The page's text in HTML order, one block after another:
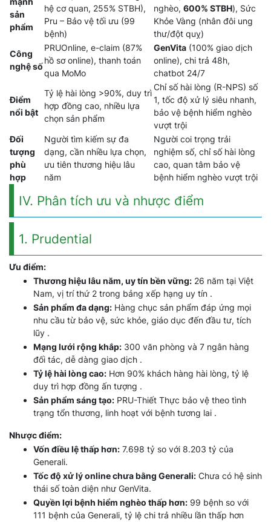
sản
phẩm
hệ cơ quan, 255% STBH),
Pru – Bảo vệ tối ưu (99
bệnh)
nghèo, 600% STBH), Sức
Khỏe Vàng (nhân đôi ung
thư/đột quỵ)
Công
nghệ số
PRUOnline, e-claim (87%
hồ sơ online), thanh toán
qua MoMo
GenVita (100% giao dịch
online), chi trả 48h,
chatbot 24/7
Điểm
nổi bật
Tỷ lệ hài lòng >90%, duy trì
hợp đồng cao, nhiều lựa
chọn sản phẩm
Chỉ số hài lòng (R-NPS) số
1, tốc độ xử lý siêu nhanh,
bảo vệ bệnh hiểm nghèo
vượt trội
Đối
tượng
phù
hợp
Người tìm kiếm sự đa
dạng, cần nhiều lựa chọn,
ưu tiên thương hiệu lâu
năm
Người coi trọng trải
nghiệm số, chỉ số hài lòng
cao, quan tâm bảo vệ
bệnh hiểm nghèo vượt trội
IV. Phân tích ưu và nhược điểm
1. Prudential
Ưu điểm:
Thương hiệu lâu năm, uy tín bền vững: 26 năm tại Việt
Nam, vị trí thứ 2 trong bảng xếp hạng uy tín .
Sản phẩm đa dạng: Hàng chục sản phẩm đáp ứng mọi
nhu cầu từ bảo vệ, sức khỏe, giáo dục đến đầu tư, tích
lũy .
Mạng lưới rộng khắp: 300 văn phòng và 7 ngân hàng
đối tác, dễ dàng giao dịch .
Tỷ lệ hài lòng cao: Hơn 90% khách hàng hài lòng, tỷ lệ
duy trì hợp đồng ấn tượng .
Sản phẩm sáng tạo: PRU-Thiết Thực bảo vệ theo tình
trạng tổn thương, linh hoạt với bệnh tương lai .
Nhược điểm:
Vốn điều lệ thấp hơn: 7.698 tỷ so với 8.203 tỷ của
Generali.
Tốc độ xử lý online chưa bằng Generali: Chưa có hệ sinh
thái số toàn diện như GenVita.
Quyền lợi bệnh hiểm nghèo thấp hơn: 99 bệnh so với
111 bệnh của Generali, tỷ lệ chi trả nhiều lần thấp hơn